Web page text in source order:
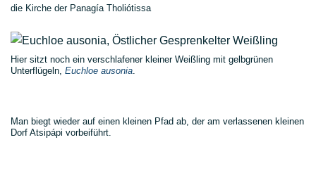
die Kirche der Panagía Tholiótissa
Hier sitzt noch ein verschlafener kleiner Weißling mit gelbgrünen
Unterflügeln, Euchloe ausonia.
Man biegt wieder auf einen kleinen Pfad ab, der am verlassenen kleinen
Dorf Atsipápi vorbeiführt.